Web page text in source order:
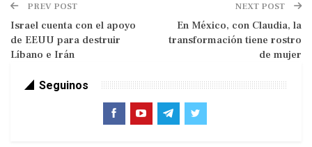
Mientras la prensa oligopólica nos pone el
escenario de su conveniencia agitando los
escándalos que nos distraen de lo principal,
que, puede ser preocupante porque las señales
PREV POST
Israel cuenta con el apoyo
de EEUU para destruir
Líbano e Irán
NEXT POST
En México, con Claudia, la
transformación tiene rostro
de mujer
Seguinos